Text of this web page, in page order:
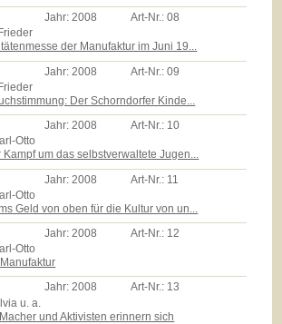
Jahr:2008 Art-Nr.:08
der Manufaktur im Juni 19...
Jahr: 2008 Art-Nr.:09
Der Schorndorfer Kinde...
Jahr:2008 Art-Nr.: 10
Otto
Kampf um das selbstverwaltete Jugen...
Jahr: 2008 Art-Nr.: 11
Otto
Geld von oben für die Kultur von un...
Jahr:2008 Art-Nr.: 12
Otto
Jahr:2008 Art-Nr.: 13
u. a.
und Aktivisten erinnern sich